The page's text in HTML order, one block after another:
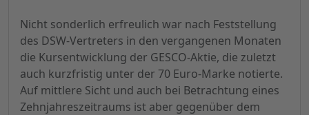
Nicht sonderlich erfreulich war nach Feststellung
des DSW-Vertreters in den vergangenen Monaten
die Kursentwicklung der GESCO-Aktie, die zuletzt
auch kurzfristig unter der 70 Euro-Marke notierte.
Auf mittlere Sicht und auch bei Betrachtung eines
Zehnjahreszeitraums ist aber gegenüber dem